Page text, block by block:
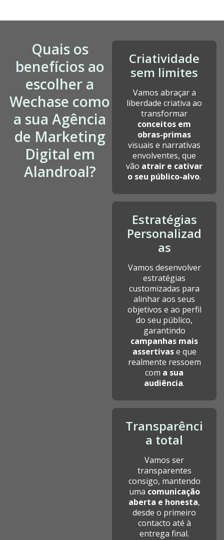
Quais os
benefícios ao
escolher a
Wechase como
a sua Agência
de Marketing
Digital em
Alandroal?
Criatividade
sem limites
Vamos abraçar a
liberdade criativa ao
transformar
conceitos em
obras-primas
visuais e narrativas
envolventes, que
vão atrair e cativar
o seu público-alvo.
Estratégias
Personalizad
as
Vamos desenvolver
estratégias
customizadas para
alinhar aos seus
objetivos e ao perfil
do seu público,
garantindo
campanhas mais
assertivase que
realmente ressoem
com a sua
audiência.
Transparênci
a total
Vamos ser
transparentes
consigo, mantendo
uma comunicação
aberta e honesta,
desde o primeiro
contacto até à
entrega final.